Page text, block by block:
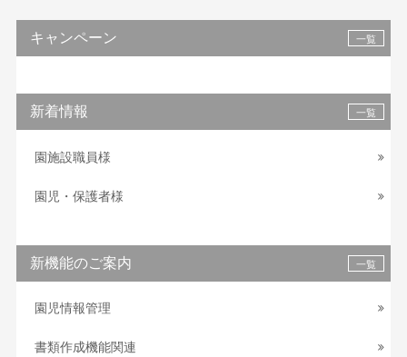
キャンペーン 一覧
新着情報 一覧
園施設職員様
園児・保護者様
新機能のご案内 一覧
園児情報管理
書類作成機能関連